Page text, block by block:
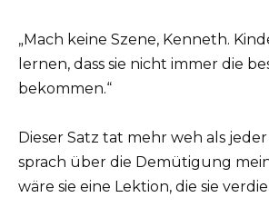
„Mach keine Szene, Kenneth.
lernen, dass sie nicht immer die
bekommen.“
Dieser Satz tat mehr weh als jeder
sprach über die Demütigung
wäre sie eine Lektion, die sie